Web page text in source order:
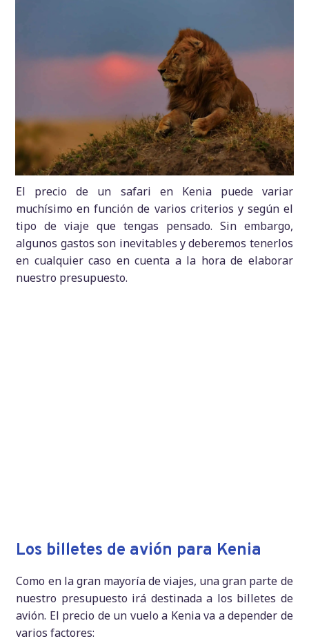
El precio de un safari en Kenia puede variar
muchísimo en función de varios criterios y según el
tipo de viaje que tengas pensado. Sin embargo,
algunos gastos son inevitables y deberemos tenerlos
en cualquier caso en cuenta a la hora de elaborar
nuestro presupuesto.
Solicita tu presupuesto
Los billetes de avión para Kenia
Como en la gran mayoría de viajes, una gran parte de
nuestro presupuesto irá destinada a los billetes de
avión. El precio de un vuelo a Kenia va a depender de
varios factores: